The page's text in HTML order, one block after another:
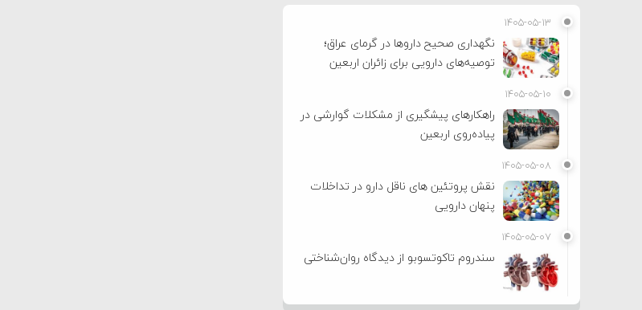
۱۴۰۵-۰۵-۱۳
نگهداری صحیح داروها در گرمای عراق؛
توصیه‌های دارویی برای زائران اربعین
۱۴۰۵-۰۵-۱۰
راهکارهای پیشگیری از مشکلات گوارشی در
پیاده‌روی اربعین
۱۴۰۵-۰۵-۰۸
نقش پروتئین های ناقل دارو در تداخلات
پنهان دارویی
۱۴۰۵-۰۵-۰۷
سندروم تاکوتسوبو از دیدگاه روان‌شناختی